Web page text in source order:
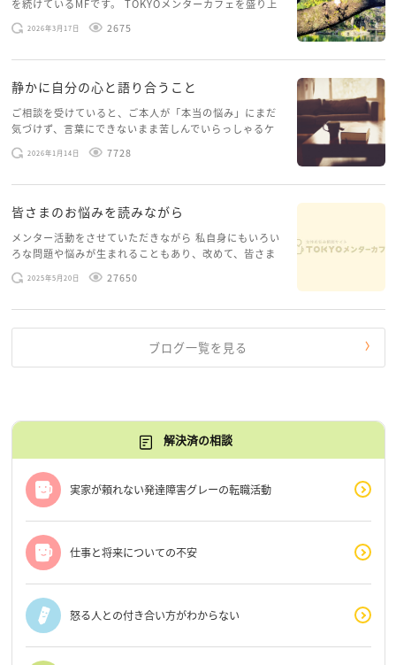
長年の嘘は、一度の話し合いで解決するものではあり
ません。しかし、まぶこさんが今感じている疲れや悲
まずはご主人の問題を抱え込む前に、ご自身を労わっ
てください。
ここまで支えてきたこと自体、本当に十分すぎるほど
頑張ってこられたのですから。
を続けているMFです。 TOKYOメンターカフェを盛り上
げたいという想いから、勇気を出して初めてブログを投
稿してみようと思います。少し自分のことを書いてみま
2026年3月17日 2675
静かに自分の心と語り合うこと
ご相談を受けていると、ご本人が「本当の悩み」にまだ
気づけず、言葉にできないまま苦しんでいらっしゃるケ
ースがありますお悩みというのは、心の深いところ（深
層心理）に触れることで、まったく違う角度から解決の
2026年1月14日 7728
皆さまのお悩みを読みながら
メンター活動をさせていただきながら 私自身にもいろい
ろな問題や悩みが生まれることもあり、改めて、皆さま
のお悩みを読みながら 「みんな、もがいてる。わたし
だけじゃないんだな」と、逆に励まされるような日々で
2025年5月20日 27650
ブログ一覧を見る
解決済の相談
実家が頼れない発達障害グレーの転職活動
仕事と将来についての不安
怒る人との付き合い方がわからない